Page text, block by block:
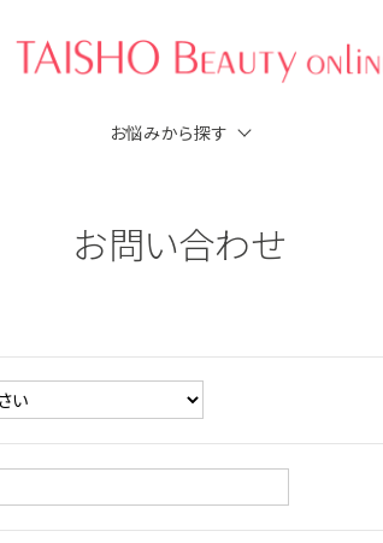
お悩みから探す
お問い合わせ